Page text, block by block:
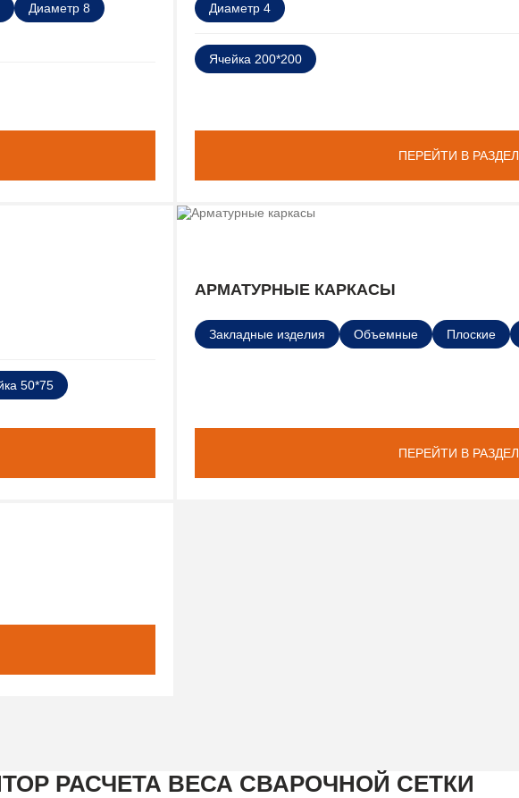
Диаметр 8
ПЕРЕЙТИ В РАЗДЕЛ
Диаметр 4
Ячейка 200*200
50*75
АРМАТУРНЫЕ КАРКАСЫ
ПЕРЕЙТИ В РАЗДЕЛ
Закладные изделия Объемные Плоские
РАСЧЕТА ВЕСА СВАРОЧНОЙ СЕТКИ